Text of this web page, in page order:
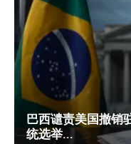
巴西谴责美国撤销
统选举...